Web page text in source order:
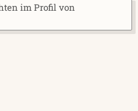
im Profil von